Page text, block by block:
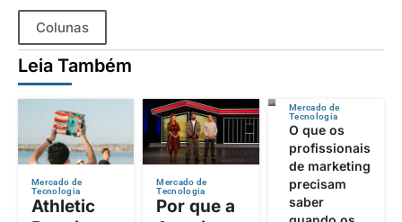
Colunas
Leia Também
Mercado de
Tecnologia
Athletic
Mercado de
Tecnologia
Por que a
Mercado de
Tecnologia
O que os
profissionais
de marketing
precisam
saber